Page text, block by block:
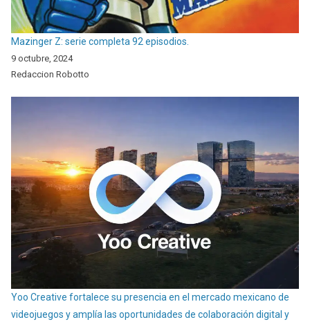
Mazinger Z: serie completa 92 episodios.
9 octubre, 2024
Redaccion Robotto
Yoo Creative fortalece su presencia en el mercado mexicano de
videojuegos y amplía las oportunidades de colaboración digital y